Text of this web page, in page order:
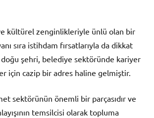
kültürel zenginlikleriyle ünlü olan bir
sıra istihdam fırsatlarıyla da dikkat
şehri, belediye sektöründe kariyer
için cazip bir adres haline gelmiştir.
sektörünün önemli bir parçasıdır ve
temsilcisi olarak topluma